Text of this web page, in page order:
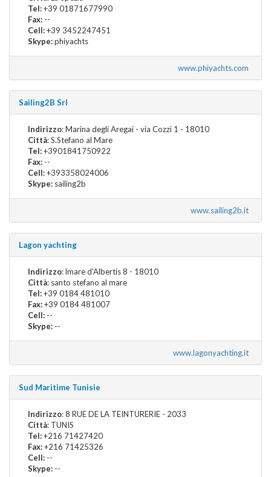
Tel:+39 01871677990
Fax: --
Cell:+39 3452247451
Skype:phiyachts
www.phiyachts.com
Sailing2B Srl
Indirizzo: Marina degli Aregai - via Cozzi 1 - 18010
Città: S.Stefano al Mare
Tel:+3901841750922
Fax: --
Cell:+393358024006
Skype: sailing2b
www.sailing2b.it
Lagon yachting
Indirizzo: lmare d'Albertis 8 - 18010
Città: santo stefano al mare
Tel:+39 0184 481010
Fax:+39 0184 481007
Cell: --
Skype: --
www.lagonyachting.it
Sud Maritime Tunisie
Indirizzo: 8 RUE DE LA TEINTURERIE - 2033
Città: TUNIS
Tel:+216 71427420
Fax:+216 71425326
Cell: --
Skype: --